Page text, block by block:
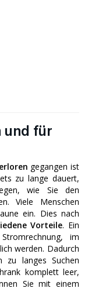
und für
gegangen ist
zu lange dauert,
wie Sie den
Viele Menschen
ein. Dies nach
Vorteile. Ein
im
werden. Dadurch
zu langes Suchen
komplett leer,
Sie mit einem